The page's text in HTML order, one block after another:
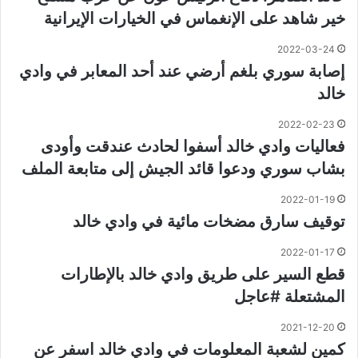
خير شاهد على الإنغماس في الخيارات الإيرانية
2022-03-24
إصابة سوري بلغم أرضي عند أحد المعابر في وادي
خالد
2022-02-23
فعاليات وادي خالد أسفوا لحادث عندقت وأودى
بشاب سوري ودعوا قائد الجيش إلى متابعة الملف
2022-01-19
توقيف سارق مضخات مائية في وادي خالد
2022-01-17
قطع السير على طريق وادي خالد بالإطارات
المشتعلة #عاجل
2021-12-20
كمين لشعبة المعلومات في وادي خالد اسفر عن